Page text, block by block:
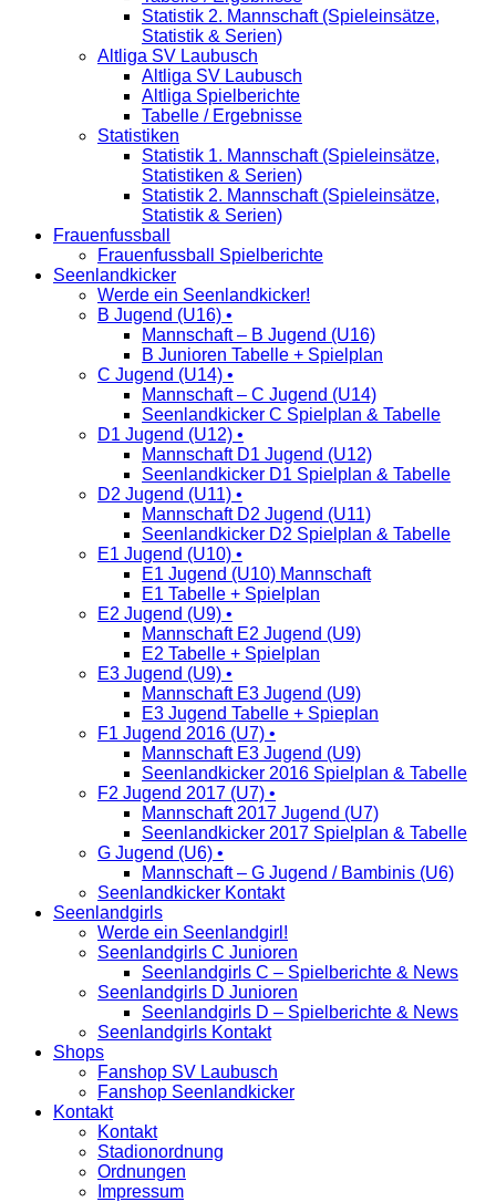
Statistik 2. Mannschaft (Spieleinsätze,
Statistik & Serien)
Altliga SV Laubusch
Altliga SV Laubusch
Altliga Spielberichte
Tabelle / Ergebnisse
Statistiken
Statistik 1. Mannschaft (Spieleinsätze,
Statistiken & Serien)
Statistik 2. Mannschaft (Spieleinsätze,
Statistik & Serien)
Frauenfussball
Frauenfussball Spielberichte
Seenlandkicker
Werde ein Seenlandkicker!
B Jugend (U16) •
Mannschaft – B Jugend (U16)
B Junioren Tabelle + Spielplan
C Jugend (U14) •
Mannschaft – C Jugend (U14)
Seenlandkicker C Spielplan & Tabelle
D1 Jugend (U12) •
Mannschaft D1 Jugend (U12)
Seenlandkicker D1 Spielplan & Tabelle
D2 Jugend (U11) •
Mannschaft D2 Jugend (U11)
Seenlandkicker D2 Spielplan & Tabelle
E1 Jugend (U10) •
E1 Jugend (U10) Mannschaft
E1 Tabelle + Spielplan
E2 Jugend (U9) •
Mannschaft E2 Jugend (U9)
E2 Tabelle + Spielplan
E3 Jugend (U9) •
Mannschaft E3 Jugend (U9)
E3 Jugend Tabelle + Spieplan
F1 Jugend 2016 (U7) •
Mannschaft E3 Jugend (U9)
Seenlandkicker 2016 Spielplan & Tabelle
F2 Jugend 2017 (U7) •
Mannschaft 2017 Jugend (U7)
Seenlandkicker 2017 Spielplan & Tabelle
G Jugend (U6) •
Mannschaft – G Jugend / Bambinis (U6)
Seenlandkicker Kontakt
Seenlandgirls
Werde ein Seenlandgirl!
Seenlandgirls C Junioren
Seenlandgirls C – Spielberichte & News
Seenlandgirls D Junioren
Seenlandgirls D – Spielberichte & News
Seenlandgirls Kontakt
Shops
Fanshop SV Laubusch
Fanshop Seenlandkicker
Kontakt
Kontakt
Stadionordnung
Ordnungen
Impressum